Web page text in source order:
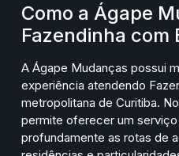
Como a Ágape
Fazendinha com
A Ágape Mudanças possui
experiência atendendo
metropolitana de Curitiba.
permite oferecer um
profundamente as rotas de